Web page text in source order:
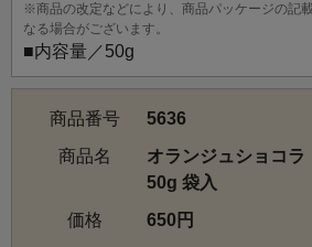
※商品の改定などにより、商品パッケージの記
なる場合がございます。
■内容量／50g
商品番号
5636
商品名
オランジュショコラ
50g 袋入
価格
650円